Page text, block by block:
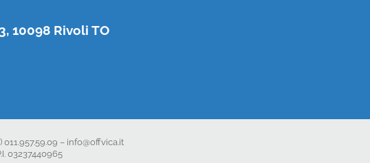
10098 Rivoli TO
– info@offvica.it
03237440965